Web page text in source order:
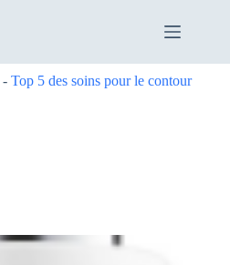
- Top 5 des soins pour le contour